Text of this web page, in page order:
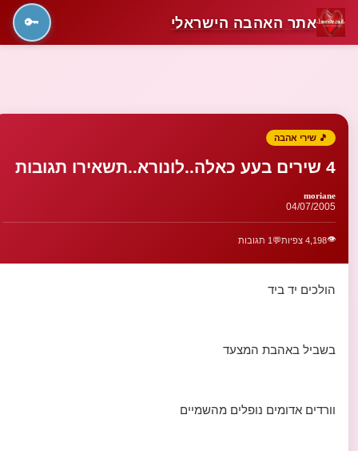
אתר האהבה הישראלי 🔑
🎵 שירי אהבה
4 שירים בעע כאלה..לונורא..תשאירו תגובות
moriane
04/07/2005
👁️4,198 צפיות 💬 1 תגובות
הולכים יד ביד
בשביל באהבת המצעד
וורדים אדומים נופלים מהשמיים